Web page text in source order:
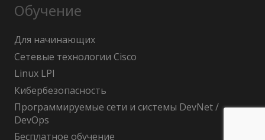
Обучение
Для начинающих
Сетевые технологии Cisco
Linux LPI
Кибербезопасность
Программируемые сети и системы DevNet /
DevOps
Бесплатное обучение